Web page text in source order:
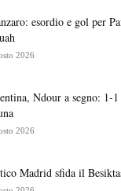
esordio e gol per
2026
Ndour a segno: 1-
2026
Madrid sfida il